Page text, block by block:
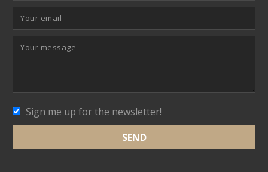
Sign me up for the newsletter!